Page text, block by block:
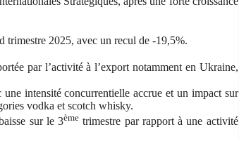
trimestre 2025, avec un recul de -19,5%.
par l’activité à l’export notamment en Ukraine,
intensité concurrentielle accrue et un impact sur
vodka et scotch whisky.
sur le 3ème trimestre par rapport à une activité